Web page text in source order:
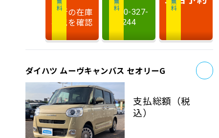
最新の在庫
状況を確認
0120-327-
244
ダイハツ ムーヴキャンバス セオリーG
支払総額 （税
込）